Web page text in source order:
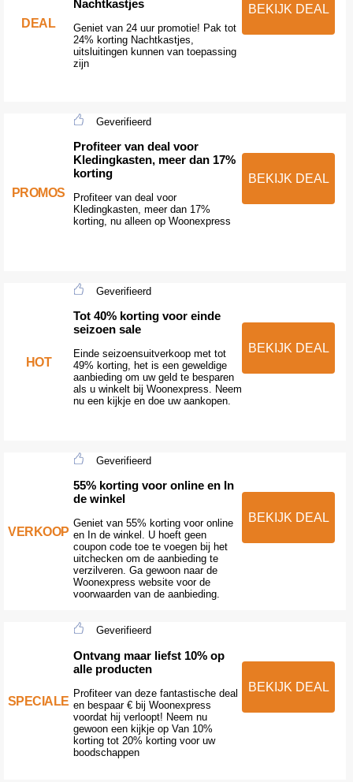
DEAL
Nachtkastjes
Geniet van 24 uur promotie! Pak tot
24% korting Nachtkastjes,
uitsluitingen kunnen van toepassing
zijn
BEKIJK DEAL
PROMOS
Geverifieerd
Profiteer van deal voor
Kledingkasten, meer dan 17%
korting
Profiteer van deal voor
Kledingkasten, meer dan 17%
korting, nu alleen op Woonexpress
BEKIJK DEAL
HOT
Geverifieerd
Tot 40% korting voor einde
seizoen sale
Einde seizoensuitverkoop met tot
49% korting, het is een geweldige
aanbieding om uw geld te besparen
als u winkelt bij Woonexpress. Neem
nu een kijkje en doe uw aankopen.
BEKIJK DEAL
VERKOOP
Geverifieerd
55% korting voor online en In
de winkel
Geniet van 55% korting voor online
en In de winkel. U hoeft geen
coupon code toe te voegen bij het
uitchecken om de aanbieding te
verzilveren. Ga gewoon naar de
Woonexpress website voor de
voorwaarden van de aanbieding.
BEKIJK DEAL
SPECIALE
Geverifieerd
Ontvang maar liefst 10% op
alle producten
Profiteer van deze fantastische deal
en bespaar € bij Woonexpress
voordat hij verloopt! Neem nu
gewoon een kijkje op Van 10%
korting tot 20% korting voor uw
boodschappen
BEKIJK DEAL